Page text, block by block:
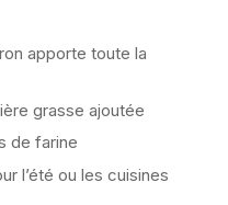
apporte toute la
grasse ajoutée
de farine
l’été ou les cuisines